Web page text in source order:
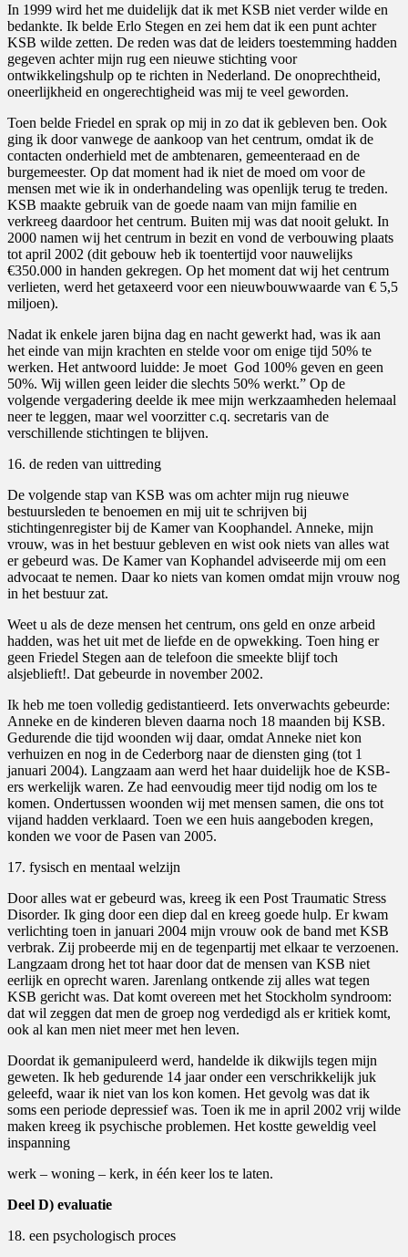
In 1999 wird het me duidelijk dat ik met KSB niet verder wilde en
bedankte. Ik belde Erlo Stegen en zei hem dat ik een punt achter
KSB wilde zetten. De reden was dat de leiders toestemming hadden
gegeven achter mijn rug een nieuwe stichting voor
ontwikkelingshulp op te richten in Nederland. De onoprechtheid,
oneerlijkheid en ongerechtigheid was mij te veel geworden.
Toen belde Friedel en sprak op mij in zo dat ik gebleven ben. Ook
ging ik door vanwege de aankoop van het centrum, omdat ik de
contacten onderhield met de ambtenaren, gemeenteraad en de
burgemeester. Op dat moment had ik niet de moed om voor de
mensen met wie ik in onderhandeling was openlijk terug te treden.
KSB maakte gebruik van de goede naam van mijn familie en
verkreeg daardoor het centrum. Buiten mij was dat nooit gelukt. In
2000 namen wij het centrum in bezit en vond de verbouwing plaats
tot april 2002 (dit gebouw heb ik toentertijd voor nauwelijks
€350.000 in handen gekregen. Op het moment dat wij het centrum
verlieten, werd het getaxeerd voor een nieuwbouwwaarde van € 5,5
miljoen).
Nadat ik enkele jaren bijna dag en nacht gewerkt had, was ik aan
het einde van mijn krachten en stelde voor om enige tijd 50% te
werken. Het antwoord luidde: Je moet God 100% geven en geen
50%. Wij willen geen leider die slechts 50% werkt.” Op de
volgende vergadering deelde ik mee mijn werkzaamheden helemaal
neer te leggen, maar wel voorzitter c.q. secretaris van de
verschillende stichtingen te blijven.
16. de reden van uittreding
De volgende stap van KSB was om achter mijn rug nieuwe
bestuursleden te benoemen en mij uit te schrijven bij
stichtingenregister bij de Kamer van Koophandel. Anneke, mijn
vrouw, was in het bestuur gebleven en wist ook niets van alles wat
er gebeurd was. De Kamer van Kophandel adviseerde mij om een
advocaat te nemen. Daar ko niets van komen omdat mijn vrouw nog
in het bestuur zat.
Weet u als de deze mensen het centrum, ons geld en onze arbeid
hadden, was het uit met de liefde en de opwekking. Toen hing er
geen Friedel Stegen aan de telefoon die smeekte blijf toch
alsjeblieft!. Dat gebeurde in november 2002.
Ik heb me toen volledig gedistantieerd. Iets onverwachts gebeurde:
Anneke en de kinderen bleven daarna noch 18 maanden bij KSB.
Gedurende die tijd woonden wij daar, omdat Anneke niet kon
verhuizen en nog in de Cederborg naar de diensten ging (tot 1
januari 2004). Langzaam aan werd het haar duidelijk hoe de KSB-
ers werkelijk waren. Ze had eenvoudig meer tijd nodig om los te
komen. Ondertussen woonden wij met mensen samen, die ons tot
vijand hadden verklaard. Toen we een huis aangeboden kregen,
konden we voor de Pasen van 2005.
17. fysisch en mentaal welzijn
Door alles wat er gebeurd was, kreeg ik een Post Traumatic Stress
Disorder. Ik ging door een diep dal en kreeg goede hulp. Er kwam
verlichting toen in januari 2004 mijn vrouw ook de band met KSB
verbrak. Zij probeerde mij en de tegenpartij met elkaar te verzoenen.
Langzaam drong het tot haar door dat de mensen van KSB niet
eerlijk en oprecht waren. Jarenlang ontkende zij alles wat tegen
KSB gericht was. Dat komt overeen met het Stockholm syndroom:
dat wil zeggen dat men de groep nog verdedigd als er kritiek komt,
ook al kan men niet meer met hen leven.
Doordat ik gemanipuleerd werd, handelde ik dikwijls tegen mijn
geweten. Ik heb gedurende 14 jaar onder een verschrikkelijk juk
geleefd, waar ik niet van los kon komen. Het gevolg was dat ik
soms een periode depressief was. Toen ik me in april 2002 vrij wilde
maken kreeg ik psychische problemen. Het kostte geweldig veel
inspanning
werk – woning – kerk, in één keer los te laten.
Deel D) evaluatie
18. een psychologisch proces